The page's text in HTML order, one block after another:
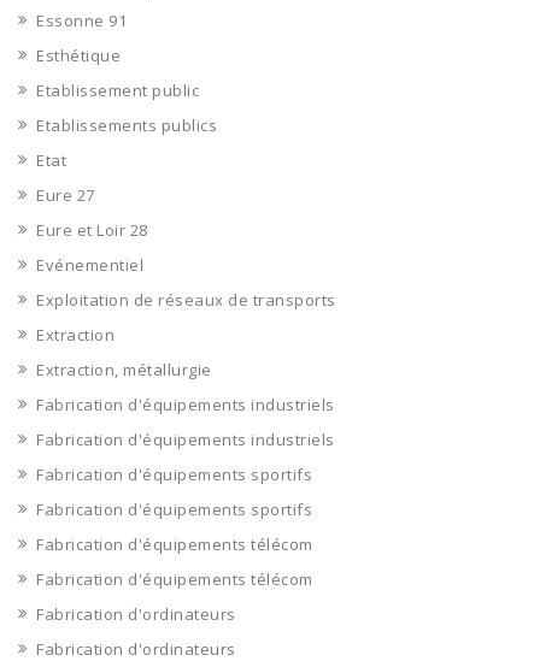
Essonne 91
Esthétique
Etablissement public
Etablissements publics
Etat
Eure 27
Eure et Loir 28
Evénementiel
Exploitation de réseaux de transports
Extraction
Extraction, métallurgie
Fabrication d'équipements industriels
Fabrication d'équipements industriels
Fabrication d'équipements sportifs
Fabrication d'équipements sportifs
Fabrication d'équipements télécom
Fabrication d'équipements télécom
Fabrication d'ordinateurs
Fabrication d'ordinateurs